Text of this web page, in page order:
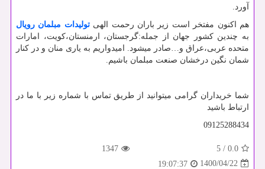
آورد.
هم اکنون مفتخر است زیر باران رحمت الهیتولیدات مبلمان رویال
به چندین کشور جهان از جمله:گرجستان، ارمنستان،کویت، امارات
متحده عربی،عراق و…صادر میشود. امیدواریم به یاری منان و در کنار
شمان نگین درخشان صنعت مبلمان باشیم.
شما خریداران گرامی میتوانید از طریق تماس با شماره زیر با ما در
ارتباط باشید
09125288434
0.0
/
5
1347
1400/04/22
19:07:37